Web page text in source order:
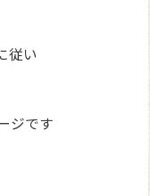
従い
ジです